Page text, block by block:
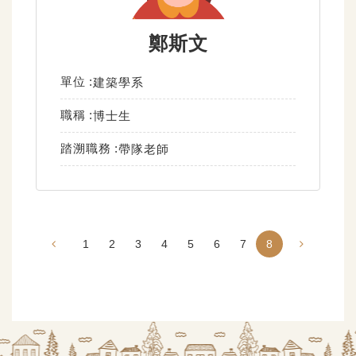
鄭斯文
單位 建築學系
職稱 博士生
踏溯職務 帶隊老師
1 2 3 4 5 6 7 8